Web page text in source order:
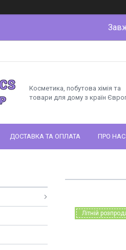
Косметика, побутова хімія та
товари для дому з країн
ДОСТАВКА ТА ОПЛАТА ПРО НАС
Літній